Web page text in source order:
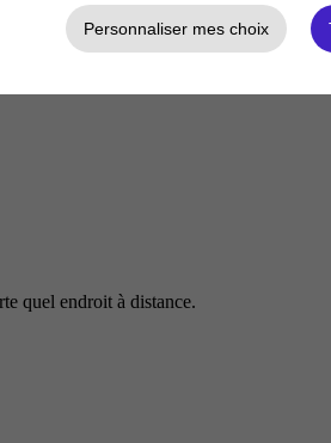
quel endroit à distance.
Personnaliser mes choix